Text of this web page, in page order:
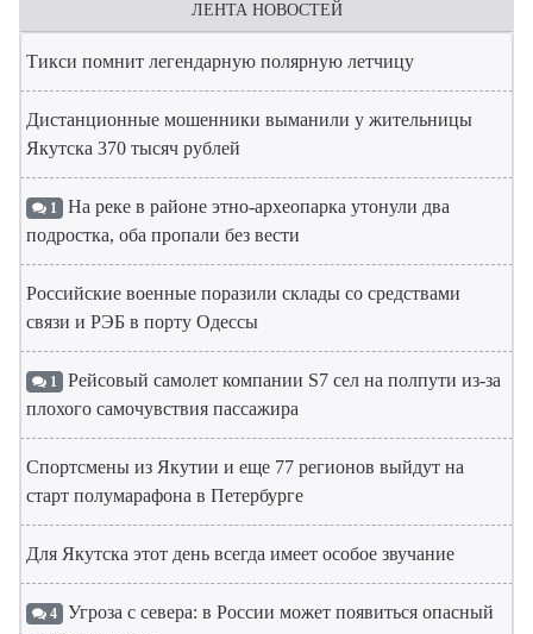
ЛЕНТА НОВОСТЕЙ
Тикси помнит легендарную полярную летчицу
Дистанционные мошенники выманили у жительницы
Якутска 370 тысяч рублей
1 На реке в районе этно-археопарка утонули два
подростка, оба пропали без вести
Российские военные поразили склады со средствами
связи и РЭБ в порту Одессы
1 Рейсовый самолет компании S7 сел на полпути из-за
плохого самочувствия пассажира
Спортсмены из Якутии и еще 77 регионов выйдут на
старт полумарафона в Петербурге
Для Якутска этот день всегда имеет особое звучание
4 Угроза с севера: в России может появиться опасный